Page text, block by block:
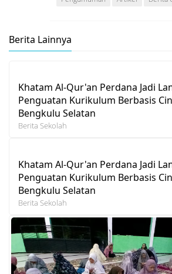
Berita Lainnya
Khatam Al-Qur'an Perdana Jadi
Penguatan Kurikulum Berbasis
Bengkulu Selatan
Berita Sekolah
Khatam Al-Qur'an Perdana Jadi
Penguatan Kurikulum Berbasis
Bengkulu Selatan
Berita Sekolah